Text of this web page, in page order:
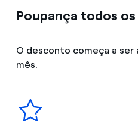
Poupança todos os
O desconto começa a ser
mês.